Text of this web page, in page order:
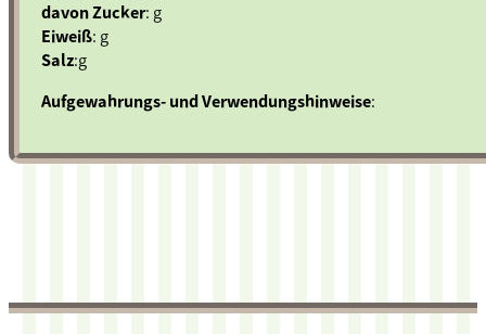
davon Zucker: g
Eiweiß: g
Salz:g
Aufgewahrungs- und Verwendungshinweise: